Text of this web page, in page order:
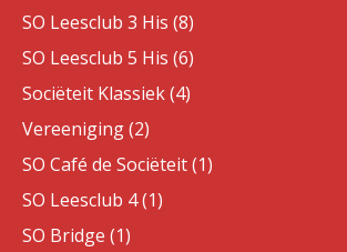
SO Leesclub 3 His (8)
SO Leesclub 5 His (6)
Sociëteit Klassiek (4)
Vereeniging (2)
SO Café de Sociëteit (1)
SO Leesclub 4 (1)
SO Bridge (1)